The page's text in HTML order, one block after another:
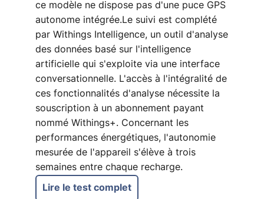
ce modèle ne dispose pas d'une puce GPS
autonome intégrée. Le suivi est complété
par Withings Intelligence, un outil d'analyse
des données basé sur l'intelligence
artificielle qui s'exploite via une interface
conversationnelle. L'accès à l'intégralité de
ces fonctionnalités d'analyse nécessite la
souscription à un abonnement payant
nommé Withings+. Concernant les
performances énergétiques, l'autonomie
mesurée de l'appareil s'élève à trois
semaines entre chaque recharge.
Lire le test complet